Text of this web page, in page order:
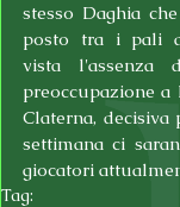
stesso Daghia
posto tra i pali
vista l'assenza
preoccupazione
Claterna,
settimana ci
giocatori
Tag: